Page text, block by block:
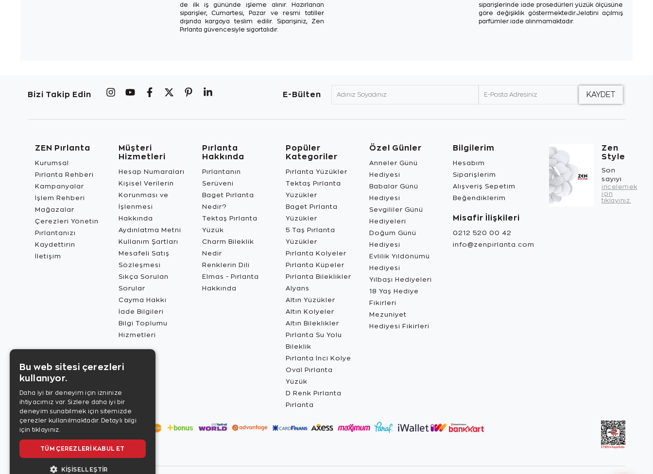
de ilk iş gününde işleme alınır. Hazırlanan
siparişler, Cumartesi, Pazar ve resmi tatiller
dışında kargoya teslim edilir. Siparişiniz, Zen
Pırlanta güvencesiyle sigortalıdır.
siparişlerinde iade prosedürleri yüzük ölçüsüne
göre değişiklik göstermektedir.Jelatini açılmış
parfümler iade alınmamaktadır.
Bizi Takip Edin E-Bülten
ZEN Pırlanta
Kurumsal
Pırlanta Rehberi
Kampanyalar
İşlem Rehberi
Mağazalar
Çerezleri Yönetin
Pırlantanızı
Kaydettirin
İletişim
Müşteri
Hizmetleri
Hesap Numaraları
Kişisel Verilerin
Korunması ve
İşlenmesi
Hakkında
Aydınlatma Metni
Kullanım Şartları
Mesafeli Satış
Sözleşmesi
Sıkça Sorulan
Sorular
Cayma Hakkı
İade Bilgileri
Bilgi Toplumu
Hizmetleri
Pırlanta
Hakkında
Pırlantanın
Serüveni
Baget Pırlanta
Nedir?
Tektaş Pırlanta
Yüzük
Charm Bileklik
Nedir
Renklerin Dili
Elmas - Pırlanta
Hakkında
Popüler
Kategoriler
Pırlanta Yüzükler
Tektaş Pırlanta
Yüzükler
Baget Pırlanta
Yüzükler
5 Taş Pırlanta
Yüzükler
Pırlanta Kolyeler
Pırlanta Küpeler
Pırlanta Bileklikler
Alyans
Altın Yüzükler
Altın Kolyeler
Altın Bileklikler
Pırlanta Su Yolu
Bileklik
Pırlanta İnci Kolye
Oval Pırlanta
Yüzük
D Renk Pırlanta
Pırlanta
Özel Günler
Anneler Günü
Hediyesi
Babalar Günü
Hediyesi
Sevgililer Günü
Hediyeleri
Doğum Günü
Hediyesi
Evlilik Yıldönümü
Hediyesi
Yılbaşı Hediyeleri
18 Yaş Hediye
Fikirleri
Mezuniyet
Hediyesi Fikirleri
Bilgilerim
Hesabım
Siparişlerim
Alışveriş Sepetim
Beğendiklerim
Misafir İlişkileri
0212 520 00 42
info@zenpirlanta.com
Zen
Style
Son
sayıyı
incelemek
için
tıklayınız.
Bu web sitesi çerezleri
kullanıyor.
Daha iyi bir deneyim için izninize
ihtiyacımız var. Sizlere daha iyi bir
deneyim sunabilmek için sitemizde
çerezler kullanılmaktadır. Detaylı bilgi
için tıklayınız.
TÜM ÇEREZLERI KABUL ET
KIŞISELLEŞTIR